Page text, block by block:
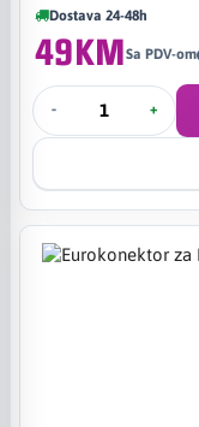
Dostava 24-48h
49KMSa PDV-om
- +